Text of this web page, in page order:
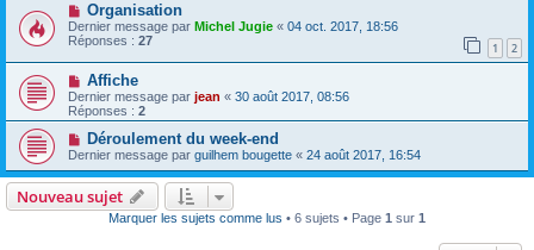
Organisation
Dernier message par Michel Jugie « 04 oct. 2017, 18:56
Réponses : 27 1 2
Affiche
Dernier message par jean « 30 août 2017, 08:56
Réponses : 2
Déroulement du week-end
Dernier message par guilhem bougette « 24 août 2017, 16:54
Nouveau sujet
Marquer les sujets comme lus • 6 sujets • Page 1 sur 1